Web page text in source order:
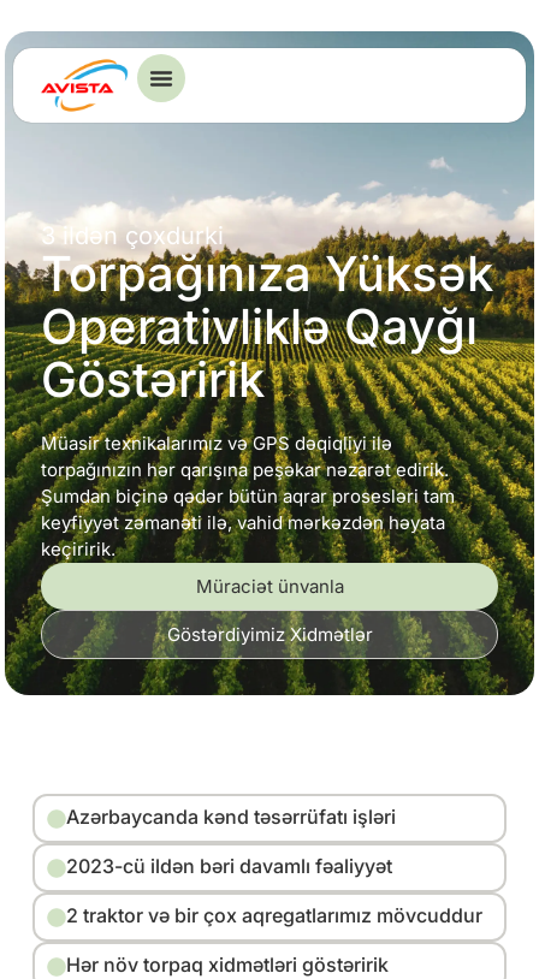
3 ildən çoxdurki
Torpağınıza Yüksək
Operativliklə Qayğı
Göstəririk
Müasir texnikalarımız və GPS dəqiqliyi ilə
torpağınızın hər qarışına peşəkar nəzarət edirik.
Şumdan biçinə qədər bütün aqrar prosesləri tam
keyfiyyət zəmanəti ilə, vahid mərkəzdən həyata
keçiririk.
Müraciət ünvanla
Göstərdiyimiz Xidmətlər
Azərbaycanda kənd təsərrüfatı işləri
2023-cü ildən bəri davamlı fəaliyyət
2 traktor və bir çox aqregatlarımız mövcuddur
Hər növ torpaq xidmətləri göstəririk